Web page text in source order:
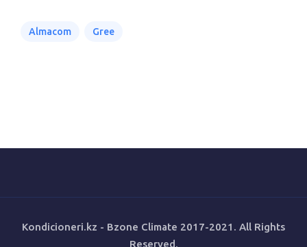
Almacom Gree
Kondicioneri.kz - Bzone Climate 2017-2021. All Rights
Reserved.